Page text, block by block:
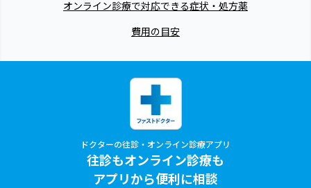
オンライン診療で対応できる症状・処方薬
費用の目安
ドクターの往診・オンライン診療アプリ
往診もオンライン診療も
アプリから便利に相談